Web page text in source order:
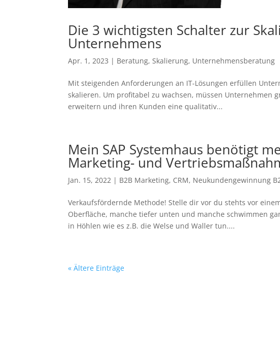
Die 3 wichtigsten Schalter zur
Unternehmens
Apr. 1, 2023 | Beratung,Skalierung, Unternehmensberatung
Mit steigenden Anforderungen an IT-Lösungen erfüllen
skalieren. Um profitabel zu wachsen, müssen Unternehmen
erweitern und ihren Kunden eine qualitativ...
Mein SAP Systemhaus benötigt
Marketing- und
Jan. 15, 2022 | B2B Marketing, CRM, Neukundengewinnung
Verkaufsfördernde Methode! Stelle dir vor du stehts vor
Oberfläche, manche tiefer unten und manche schwimmen
in Höhlen wie es z.B. die Welse und Waller tun....
« Ältere Einträge